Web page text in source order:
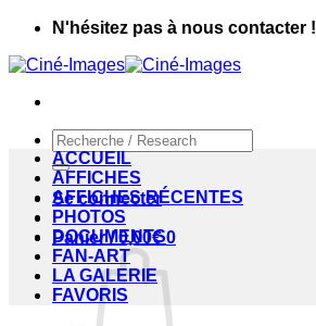
N'hésitez pas à nous contacter !
Recherche
pour :
Se connecter
Panier /0,00€ 0
ACCUEIL
AFFICHES
AFFICHES RÉCENTES
PHOTOS
DOCUMENTS
FAN-ART
LA GALERIE
FAVORIS